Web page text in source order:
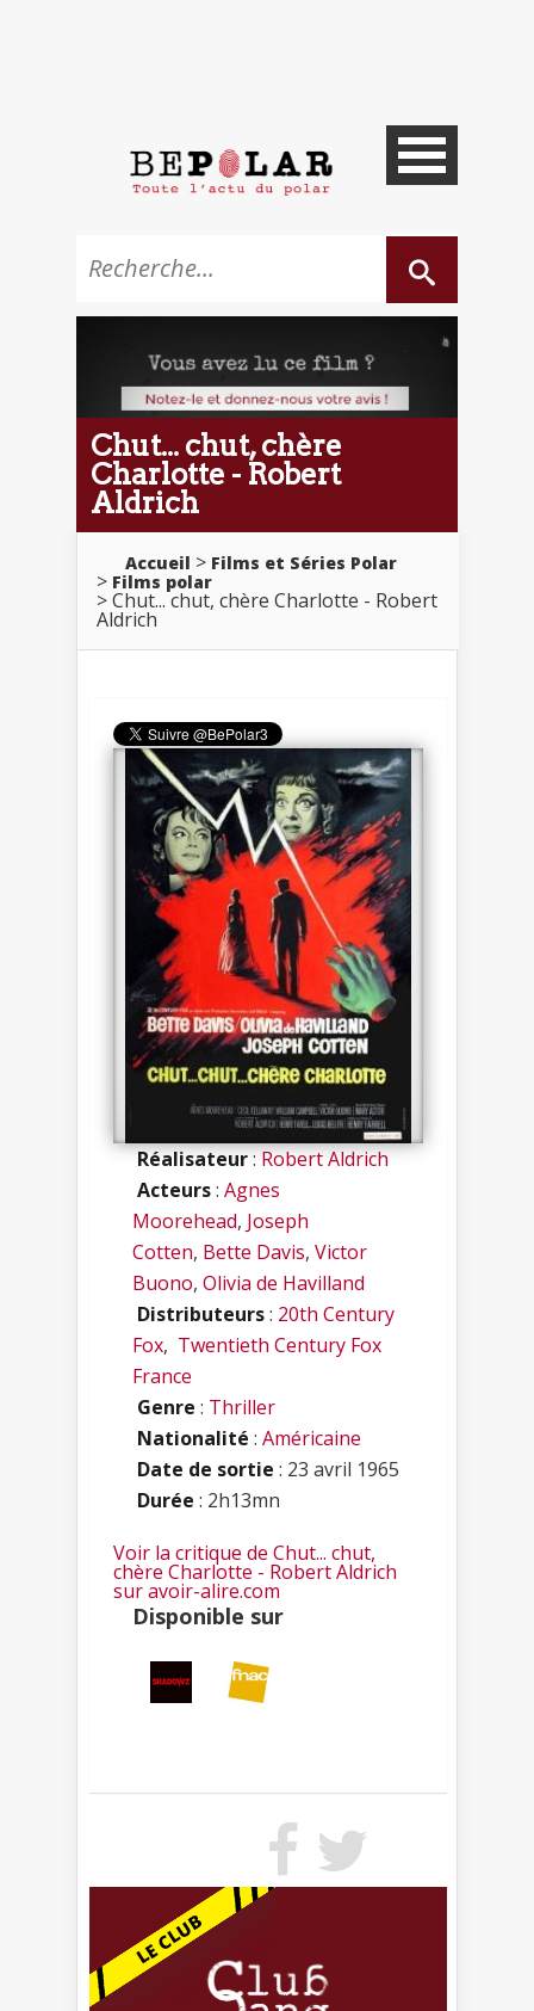
Chut... chut, chère
Charlotte - Robert
Aldrich
Accueil
Films et Séries Polar
Films polar
Chut... chut, chère Charlotte - Robert
Aldrich
Réalisateur:Robert Aldrich
Acteurs: Agnes
Moorehead, Joseph
Cotten, Bette Davis, Victor
Buono, Olivia de Havilland
Distributeurs: 20th Century
Fox, Twentieth Century Fox
France
Genre : Thriller
Nationalité : Américaine
Date de sortie : 23 avril 1965
Durée : 2h13mn
Voir la critique de Chut... chut,
chère Charlotte - Robert Aldrich
sur avoir-alire.com
Disponible sur